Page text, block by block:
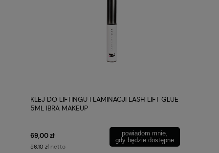
KLEJ DO LIFTINGU I LAMINACJI LASH LIFT GLUE
5ML IBRA MAKEUP
69,00 zł
56,10 zł netto
powiadom mnie,
gdy będzie dostępne